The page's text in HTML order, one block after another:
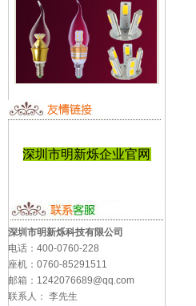
深圳市明新烁企业官网
深圳市明新烁科技有限公司
电话：400-0760-228
座机：0760-85291511
邮箱：1242076689@qq.com
联系人： 李先生